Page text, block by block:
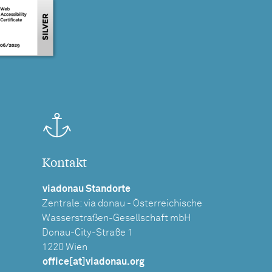
Kontakt
viadonau Standorte
Zentrale: via donau - Österreichische
Wasserstraßen-Gesellschaft mbH
Donau-City-Straße 1
1220 Wien
office[at]viadonau.org